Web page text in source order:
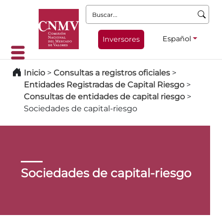
Buscar:
Inversores Español
Inicio > Consultas a registros oficiales >
Entidades Registradas de Capital Riesgo >
Consultas de entidades de capital riesgo >
Sociedades de capital-riesgo
Sociedades de capital-riesgo